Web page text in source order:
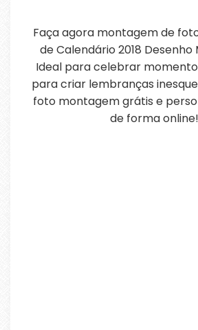
Faça agora montagem de
de Calendário 2018 Desenho
Ideal para celebrar
para criar lembranças
foto montagem grátis e
de forma online!